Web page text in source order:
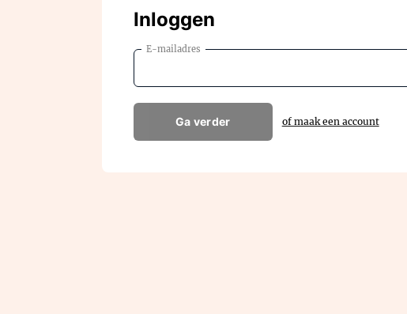
Inloggen
E-mailadres
Ga verder of maak een account